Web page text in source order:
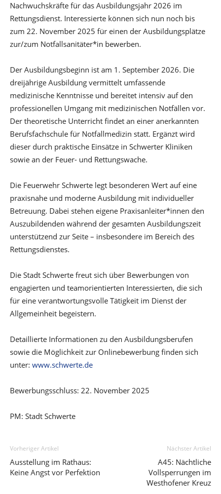
Nachwuchskräfte für das Ausbildungsjahr 2026 im
Rettungsdienst. Interessierte können sich nun noch bis
zum 22. November 2025 für einen der Ausbildungsplätze
zur/zum Notfallsanitäter*in bewerben.
Der Ausbildungsbeginn ist am 1. September 2026. Die
dreijährige Ausbildung vermittelt umfassende
medizinische Kenntnisse und bereitet intensiv auf den
professionellen Umgang mit medizinischen Notfällen vor.
Der theoretische Unterricht findet an einer anerkannten
Berufsfachschule für Notfallmedizin statt. Ergänzt wird
dieser durch praktische Einsätze in Schwerter Kliniken
sowie an der Feuer- und Rettungswache.
Die Feuerwehr Schwerte legt besonderen Wert auf eine
praxisnahe und moderne Ausbildung mit individueller
Betreuung. Dabei stehen eigene Praxisanleiter*innen den
Auszubildenden während der gesamten Ausbildungszeit
unterstützend zur Seite – insbesondere im Bereich des
Rettungsdienstes.
Die Stadt Schwerte freut sich über Bewerbungen von
engagierten und teamorientierten Interessierten, die sich
für eine verantwortungsvolle Tätigkeit im Dienst der
Allgemeinheit begeistern.
Detaillierte Informationen zu den Ausbildungsberufen
sowie die Möglichkeit zur Onlinebewerbung finden sich
unter: www.schwerte.de
Bewerbungsschluss: 22. November 2025
PM: Stadt Schwerte
Vorheriger Artikel
Ausstellung im Rathaus:
Keine Angst vor Perfektion
Nächster Artikel
A45: Nächtliche
Vollsperrungen im
Westhofener Kreuz